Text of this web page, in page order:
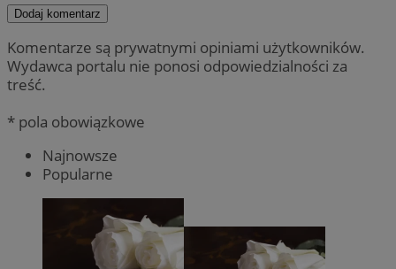
Dodaj komentarz
Komentarze są prywatnymi opiniami użytkowników.
Wydawca portalu nie ponosi odpowiedzialności za
treść.
* pola obowiązkowe
Najnowsze
Popularne